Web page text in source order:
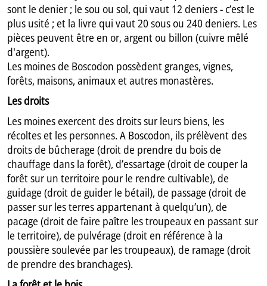
sont le denier ; le sou ou sol, qui vaut 12 deniers - c’est le
plus usité ; et la livre qui vaut 20 sous ou 240 deniers. Les
pièces peuvent être en or, argent ou billon (cuivre mêlé
d'argent).
Les moines de Boscodon possèdent granges, vignes,
forêts, maisons, animaux et autres monastères.
Les droits
Les moines exercent des droits sur leurs biens, les
récoltes et les personnes. A Boscodon, ils prélèvent des
droits de bûcherage (droit de prendre du bois de
chauffage dans la forêt), d’essartage (droit de couper la
forêt sur un territoire pour le rendre cultivable), de
guidage (droit de guider le bétail), de passage (droit de
passer sur les terres appartenant à quelqu’un), de
pacage (droit de faire paître les troupeaux en passant sur
le territoire), de pulvérage (droit en référence à la
poussière soulevée par les troupeaux), de ramage (droit
de prendre des branchages).